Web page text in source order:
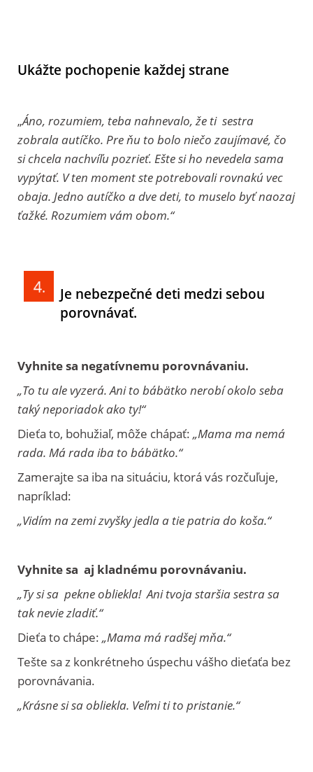
Ukážte pochopenie každej strane
„Áno, rozumiem, teba nahnevalo, že ti sestra
zobrala autíčko. Pre ňu to bolo niečo zaujímavé, čo
si chcela nachvíľu pozrieť. Ešte si ho nevedela sama
vypýtať. V ten moment ste potrebovali rovnakú vec
obaja. Jedno autíčko a dve deti, to muselo byť naozaj
ťažké. Rozumiem vám obom.“
Je nebezpečné deti medzi sebou
porovnávať.
Vyhnite sa negatívnemu porovnávaniu.
„To tu ale vyzerá. Ani to bábätko nerobí okolo seba
taký neporiadok ako ty!“
Dieťa to, bohužiaľ, môže chápať: „Mama ma nemá
rada. Má rada iba to bábätko.“
Zamerajte sa iba na situáciu, ktorá vás rozčuľuje,
napríklad:
„Vidím na zemi zvyšky jedla a tie patria do koša.“
Vyhnite sa aj kladnému porovnávaniu.
„Ty si sa pekne obliekla! Ani tvoja staršia sestra sa
tak nevie zladiť.“
Dieťa to chápe: „Mama má radšej mňa.“
Tešte sa z konkrétneho úspechu vášho dieťaťa bez
porovnávania.
„Krásne si sa obliekla. Veľmi ti to pristanie.“